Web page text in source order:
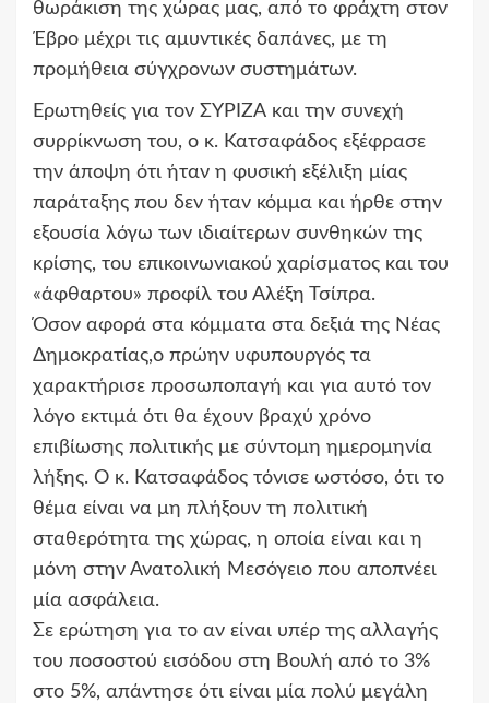
θωράκιση της χώρας μας, από το φράχτη στον
Έβρο μέχρι τις αμυντικές δαπάνες, με τη
προμήθεια σύγχρονων συστημάτων.
Ερωτηθείς για τον ΣΥΡΙΖΑ και την συνεχή
συρρίκνωση του, ο κ. Κατσαφάδος εξέφρασε
την άποψη ότι ήταν η φυσική εξέλιξη μίας
παράταξης που δεν ήταν κόμμα και ήρθε στην
εξουσία λόγω των ιδιαίτερων συνθηκών της
κρίσης, του επικοινωνιακού χαρίσματος και του
«άφθαρτου» προφίλ του Αλέξη Τσίπρα.
Όσον αφορά στα κόμματα στα δεξιά της Νέας
Δημοκρατίας,ο πρώην υφυπουργός τα
χαρακτήρισε προσωποπαγή και για αυτό τον
λόγο εκτιμά ότι θα έχουν βραχύ χρόνο
επιβίωσης πολιτικής με σύντομη ημερομηνία
λήξης. Ο κ. Κατσαφάδος τόνισε ωστόσο, ότι το
θέμα είναι να μη πλήξουν τη πολιτική
σταθερότητα της χώρας, η οποία είναι και η
μόνη στην Ανατολική Μεσόγειο που αποπνέει
μία ασφάλεια.
Σε ερώτηση για το αν είναι υπέρ της αλλαγής
του ποσοστού εισόδου στη Βουλή από το 3%
στο 5%, απάντησε ότι είναι μία πολύ μεγάλη